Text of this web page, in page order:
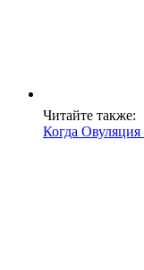
Читайте также:
Когда